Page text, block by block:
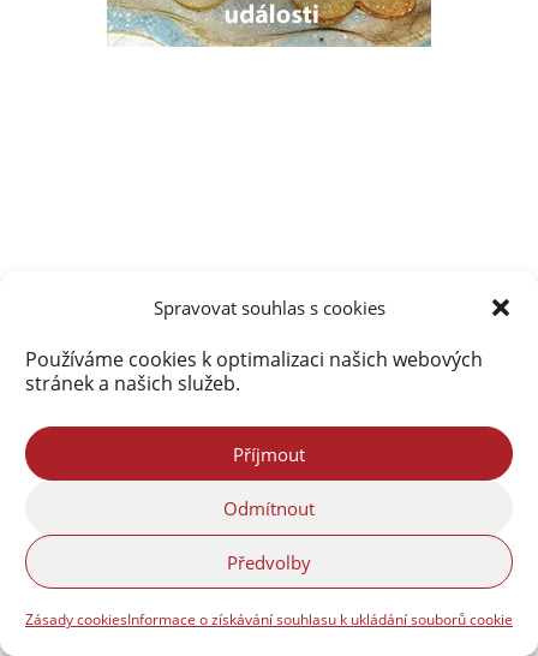
Spravovat souhlas s cookies
Používáme cookies k optimalizaci našich webových
stránek a našich služeb.
Příjmout
Odmítnout
Předvolby
Zásady cookiesInformace o získávání souhlasu k ukládání souborů cookie